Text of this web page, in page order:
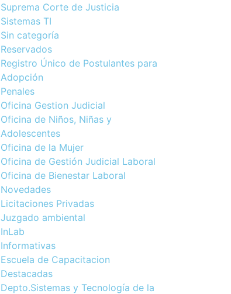
Suprema Corte de Justicia
Sistemas TI
Sin categoría
Reservados
Registro Único de Postulantes para
Adopción
Penales
Oficina Gestion Judicial
Oficina de Niños, Niñas y
Adolescentes
Oficina de la Mujer
Oficina de Gestión Judicial Laboral
Oficina de Bienestar Laboral
Novedades
Licitaciones Privadas
Juzgado ambiental
InLab
Informativas
Escuela de Capacitacion
Destacadas
Depto.Sistemas y Tecnología de la